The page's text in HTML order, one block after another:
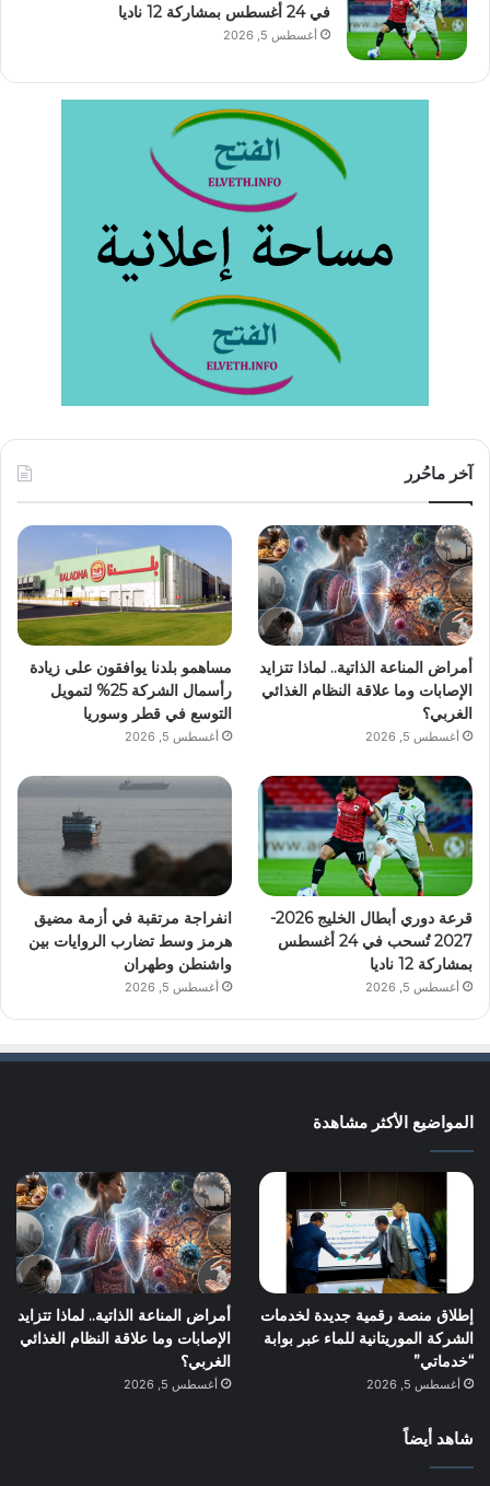
في 24 أغسطس بمشاركة 12 ناديا
أغسطس 5, 2026
آخر ماحُرر
أمراض المناعة الذاتية.. لماذا تتزايد
الإصابات وما علاقة النظام الغذائي
الغربي؟
أغسطس 5, 2026
مساهمو بلدنا يوافقون على زيادة
رأسمال الشركة 25% لتمويل
التوسع في قطر وسوريا
أغسطس 5, 2026
قرعة دوري أبطال الخليج 2026-
2027 تُسحب في 24 أغسطس
بمشاركة 12 ناديا
أغسطس 5, 2026
انفراجة مرتقبة في أزمة مضيق
هرمز وسط تضارب الروايات بين
واشنطن وطهران
أغسطس 5, 2026
المواضيع الأكثر مشاهدة
إطلاق منصة رقمية جديدة لخدمات
الشركة الموريتانية للماء عبر بوابة
“خدماتي”
أغسطس 5, 2026
أمراض المناعة الذاتية.. لماذا تتزايد
الإصابات وما علاقة النظام الغذائي
الغربي؟
أغسطس 5, 2026
شاهد أيضاً